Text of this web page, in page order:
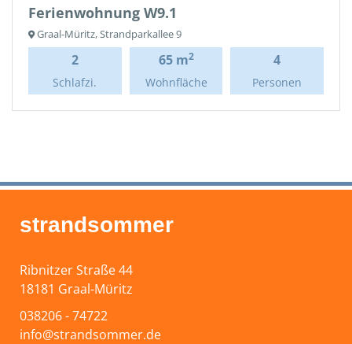
Ferienwohnung W9.1
Graal-Müritz, Strandparkallee 9
2
Schlafzi.
65 m2
Wohnfläche
4
Personen
strandsommer
Ribnitzer Straße 44
18181 Graal-Müritz
038206 - 74722
info@strandsommer.de